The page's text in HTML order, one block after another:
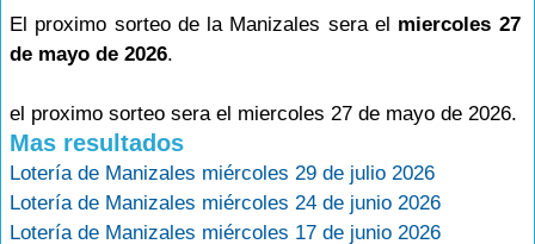
El proximo sorteo de la Manizales sera el miercoles 27
de mayo de 2026.
el proximo sorteo sera el miercoles 27 de mayo de 2026.
Mas resultados
Lotería de Manizales miércoles 29 de julio 2026
Lotería de Manizales miércoles 24 de junio 2026
Lotería de Manizales miércoles 17 de junio 2026